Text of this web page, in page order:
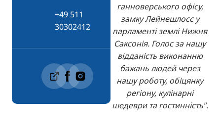
ганноверського офісу,
замку Лейнешлосс у
парламенті землі Нижня
Саксонія. Голос за нашу
відданість виконанню
бажань людей через
нашу роботу, обіцянку
регіону, кулінарні
шедеври та гостинність".
+49 511
30302412